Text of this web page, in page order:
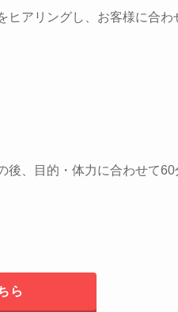
アリングし、お客様に合わ
、目的・体力に合わせて
ら